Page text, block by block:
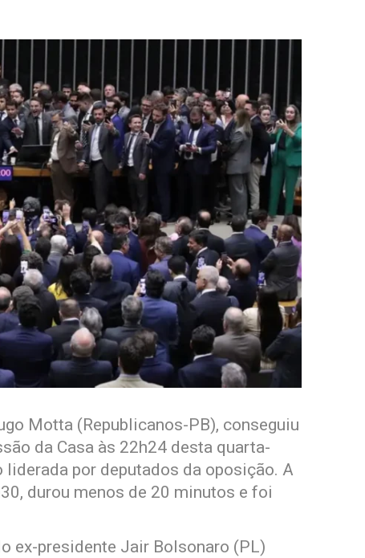
Motta (Republicanos-PB), conseguiu
da Casa às 22h24 desta quarta-
por deputados da oposição. A
durou menos de 20 minutos e foi
ex-presidente Jair Bolsonaro (PL)